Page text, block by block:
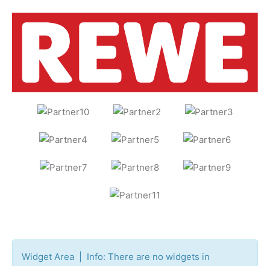
Widget Area | Info: There are no widgets in